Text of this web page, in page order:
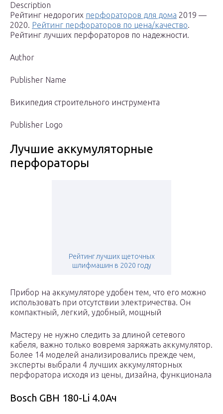
Description
Рейтинг недорогих перфораторов для дома 2019 —
2020. Рейтинг перфораторов по цена/качество.
Рейтинг лучших перфораторов по надежности.
Author
Publisher Name
Википедия строительного инструмента
Publisher Logo
Лучшие аккумуляторные
перфораторы
Рейтинг лучших щеточных
шлифмашин в 2020 году
Прибор на аккумуляторе удобен тем, что его можно
использовать при отсутствии электричества. Он
компактный, легкий, удобный, мощный
Мастеру не нужно следить за длиной сетевого
кабеля, важно только вовремя заряжать аккумулятор.
Более 14 моделей анализировались прежде чем,
эксперты выбрали 4 лучших аккумуляторных
перфоратора исходя из цены, дизайна, функционала
Bosch GBH 180-Li 4.0Ач